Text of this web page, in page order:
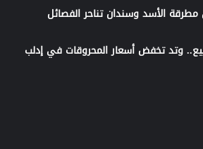
الأسد وسندان تناحر الفصائل
وتد تخفض أسعار المحروقات في إدلب